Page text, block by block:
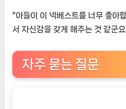
"아들이 이 넥베스트를 너무 좋아
서 자신감을 갖게 해주는 것 같군
자주 묻는 질문